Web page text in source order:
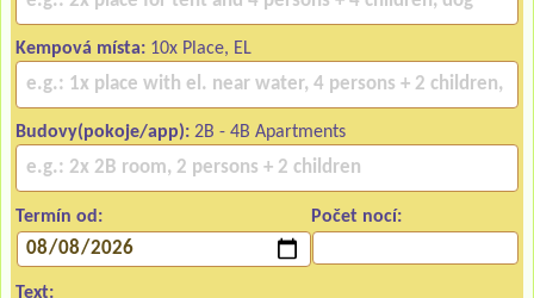
Kempová místa: 10x Place, EL
Budovy(pokoje/app): 2B - 4B Apartments
Termín od: Počet nocí:
Text: